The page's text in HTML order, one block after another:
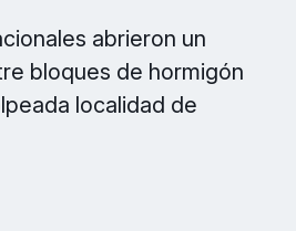
abrieron un
bloques de hormigón
localidad de